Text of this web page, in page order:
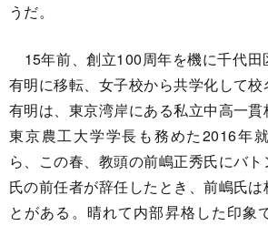
うだ。
15年前、創立100周年を機に千代田
有明に移転、女子校から共学化して
有明は、東京湾岸にある私立中高一貫
東京農工大学学長も務めた2016年
ら、この春、教頭の前嶋正秀氏にバ
氏の前任者が辞任したとき、前嶋氏
とがある。晴れて内部昇格した印象